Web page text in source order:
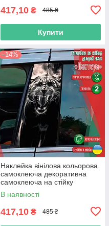
417,10 ₴ 485 ₴
Купити
–14%
Наклейка вінілова кольорова
самоклеюча декоративна
самоклеюча на стійку
автомобіля «Пантера» з
Оракалу
В наявності
417,10 ₴ 485 ₴